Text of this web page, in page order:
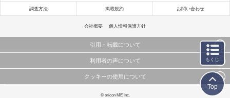
調査方法 掲載規約 お問い合わせ
会社概要 個人情報保護方針
引用・転載について
当サイトで公開されている情報（文字、写真、イラスト、画像データ等）及びこれらの配置・
これらの情報を権利者の許可なく無断転載・複製などの二次利用を行うことは固く禁じており
利用者の声について
当サイトに掲載している内容はすべてサービスの利用者が提出された見解・感想です。
弊社の見解・ 意見ではないことをご理解いただいた上でご覧ください。
クッキーの使用について
このサイトでは Cookie を使用して、ユーザーに合わせたコンテンツや広告の表示、ソーシャル
© oricon ME inc.
もくじ
Top